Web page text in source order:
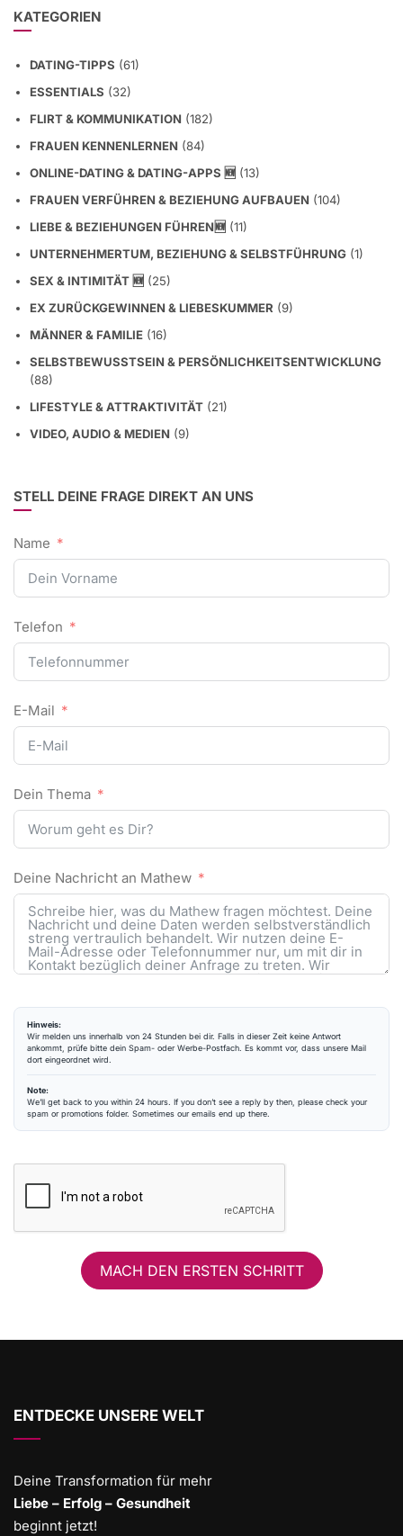
KATEGORIEN
DATING-TIPPS (61)
ESSENTIALS (32)
FLIRT & KOMMUNIKATION (182)
FRAUEN KENNENLERNEN (84)
ONLINE-DATING & DATING-APPS 🆕 (13)
FRAUEN VERFÜHREN & BEZIEHUNG AUFBAUEN (104)
LIEBE & BEZIEHUNGEN FÜHREN🆕 (11)
UNTERNEHMERTUM, BEZIEHUNG & SELBSTFÜHRUNG (1)
SEX & INTIMITÄT 🆕 (25)
EX ZURÜCKGEWINNEN & LIEBESKUMMER (9)
MÄNNER & FAMILIE (16)
SELBSTBEWUSSTSEIN & PERSÖNLICHKEITSENTWICKLUNG
(88)
LIFESTYLE & ATTRAKTIVITÄT (21)
VIDEO, AUDIO & MEDIEN (9)
STELL DEINE FRAGE DIREKT AN UNS
Name
Telefon
E-Mail
Dein Thema
Deine Nachricht an Mathew
Hinweis:
Wir melden uns innerhalb von 24 Stunden bei dir. Falls in dieser Zeit keine Antwort
ankommt, prüfe bitte dein Spam- oder Werbe-Postfach. Es kommt vor, dass unsere Mail
dort eingeordnet wird.
Note:
We’ll get back to you within 24 hours. If you don’t see a reply by then, please check your
spam or promotions folder. Sometimes our emails end up there.
MACH DEN ERSTEN SCHRITT
ENTDECKE UNSERE WELT
Deine Transformation für mehr
Liebe – Erfolg – Gesundheit
beginnt jetzt!